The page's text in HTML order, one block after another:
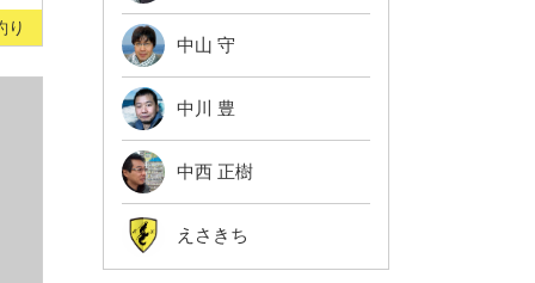
り
中山 守
中川 豊
中西 正樹
えさきち